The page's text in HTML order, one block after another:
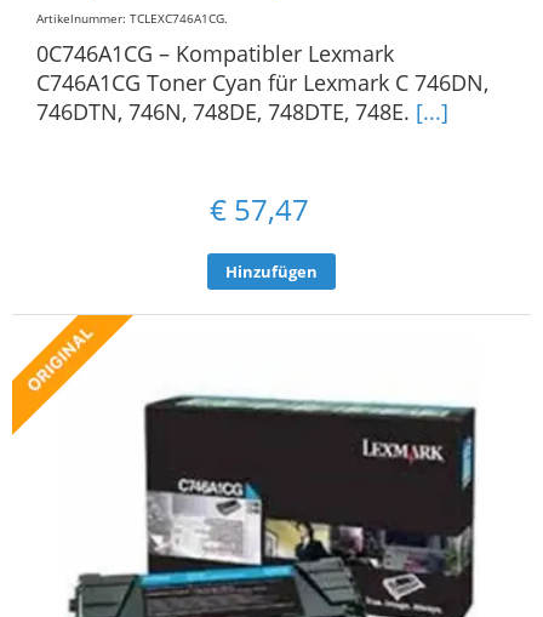
Artikelnummer: TCLEXC746A1CG.
0C746A1CG – Kompatibler Lexmark
C746A1CG Toner Cyan für Lexmark C 746DN,
746DTN, 746N, 748DE, 748DTE, 748E. [...]
€ 57,47
Hinzufügen